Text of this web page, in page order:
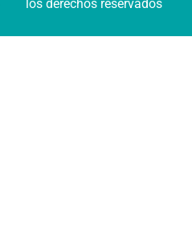
los derechos reservados